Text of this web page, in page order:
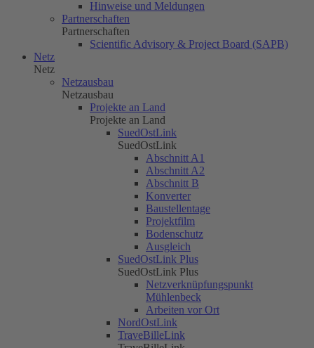
Hinweise und Meldungen
Partnerschaften
Partnerschaften
Scientific Advisory & Project Board (SAPB)
Netz
Netz
Netzausbau
Netzausbau
Projekte an Land
Projekte an Land
SuedOstLink
SuedOstLink
Abschnitt A1
Abschnitt A2
Abschnitt B
Konverter
Baustellentage
Projektfilm
Bodenschutz
Ausgleich
SuedOstLink Plus
SuedOstLink Plus
Netzverknüpfungspunkt
Mühlenbeck
Arbeiten vor Ort
NordOstLink
TraveBilleLink